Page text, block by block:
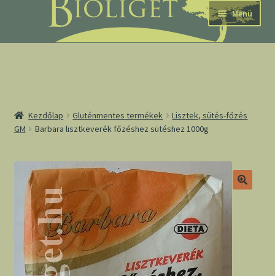
navigációhoz
tartalomba
Menü
Kezdőlap Gluténmentes termékek
Lisztek, sütés-főzés
GM
Barbara lisztkeverék főzéshez sütéshez 1000g